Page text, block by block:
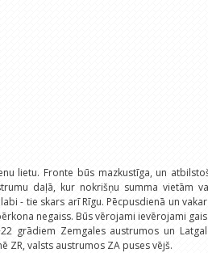
lietu. Fronte būs mazkustīga, un
daļā, kur nokrišņu summa vietām
- tie skars arī Rīgu. Pēcpusdienā un
negaiss. Būs vērojami ievērojami
grādiem Zemgales austrumos un
ZR, valsts austrumos ZA puses vējš.